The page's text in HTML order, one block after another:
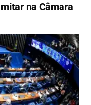
na Câmara